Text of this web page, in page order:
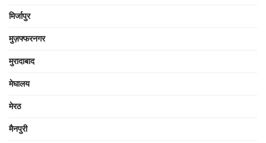
मिर्जापुर
मुज़फ्फरनगर
मुरादाबाद
मेघालय
मेरठ
मैनपुरी